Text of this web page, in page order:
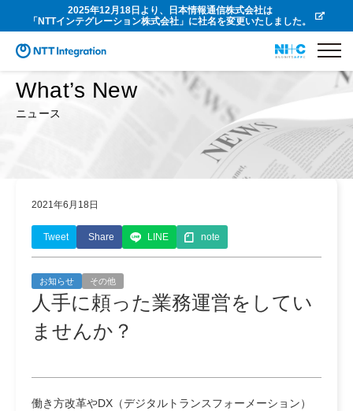
2025年12月18日より、日本情報通信株式会社は
「NTTインテグレーション株式会社」に社名を変更いたしました。
What’s New
ニュース
2021年6月18日
Tweet Share LINE note
お知らせ その他
人手に頼った業務運営をしてい
ませんか？
働き方改革やDX（デジタルトランスフォーメーション）